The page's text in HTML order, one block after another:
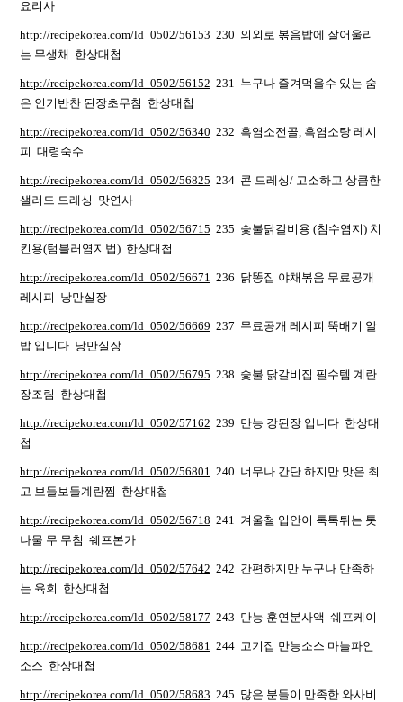
요리사
http://recipekorea.com/ld_0502/56153 230 의외로 볶음밥에 잘어울리
는 무생채 한상대첩
http://recipekorea.com/ld_0502/56152 231 누구나 즐겨먹을수 있는 숨
은 인기반찬 된장초무침 한상대첩
http://recipekorea.com/ld_0502/56340 232 흑염소전골, 흑염소탕 레시
피 대령숙수
http://recipekorea.com/ld_0502/56825 234 콘 드레싱/ 고소하고 상큼한
샐러드 드레싱 맛연사
http://recipekorea.com/ld_0502/56715 235 숯불닭갈비용 (침수염지) 치
킨용(텀블러염지법) 한상대첩
http://recipekorea.com/ld_0502/56671 236 닭똥집 야채볶음 무료공개
레시피 낭만실장
http://recipekorea.com/ld_0502/56669 237 무료공개 레시피 뚝배기 알
밥 입니다 낭만실장
http://recipekorea.com/ld_0502/56795 238 숯불 닭갈비집 필수템 계란
장조림 한상대첩
http://recipekorea.com/ld_0502/57162 239 만능 강된장 입니다 한상대
첩
http://recipekorea.com/ld_0502/56801 240 너무나 간단 하지만 맛은 최
고 보들보들계란찜 한상대첩
http://recipekorea.com/ld_0502/56718 241 겨울철 입안이 톡톡튀는 톳
나물 무 무침 쉐프본가
http://recipekorea.com/ld_0502/57642 242 간편하지만 누구나 만족하
는 육회 한상대첩
http://recipekorea.com/ld_0502/58177 243 만능 훈연분사액 쉐프케이
http://recipekorea.com/ld_0502/58681 244 고기집 만능소스 마늘파인
소스 한상대첩
http://recipekorea.com/ld_0502/58683 245 많은 분들이 만족한 와사비